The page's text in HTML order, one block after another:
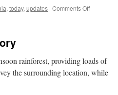
, today, updates | Comments Offon
Breaking
Native
Information
rainforest, providing loads of
the surrounding location, while